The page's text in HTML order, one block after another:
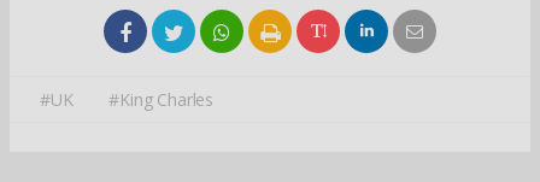
#UK #King Charles